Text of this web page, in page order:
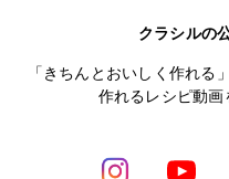
クラシルの
「きちんとおいしく作れる
作れるレシピ動画